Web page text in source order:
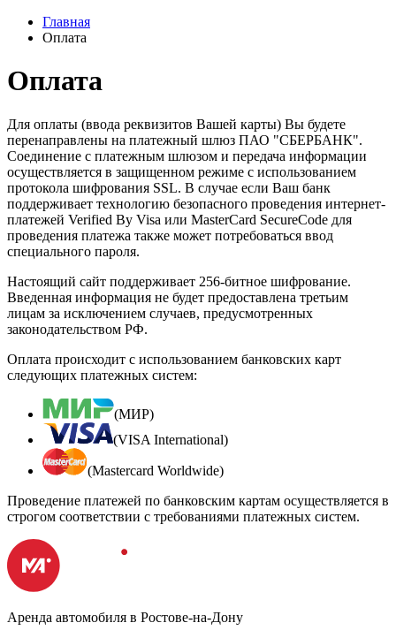
Главная
Оплата
Оплата
Для оплаты (ввода реквизитов Вашей карты) Вы будете
перенаправлены на платежный шлюз ПАО "СБЕРБАНК".
Соединение с платежным шлюзом и передача информации
осуществляется в защищенном режиме с использованием
протокола шифрования SSL. В случае если Ваш банк
поддерживает технологию безопасного проведения интернет-
платежей Verified By Visa или MasterCard SecureCode для
проведения платежа также может потребоваться ввод
специального пароля.
Настоящий сайт поддерживает 256-битное шифрование.
Введенная информация не будет предоставлена третьим
лицам за исключением случаев, предусмотренных
законодательством РФ.
Оплата происходит с использованием банковских карт
следующих платежных систем:
(МИР)
(VISA International)
(Mastercard Worldwide)
Проведение платежей по банковским картам осуществляется в
строгом соответствии с требованиями платежных систем.
Аренда автомобиля в Ростове-на-Дону